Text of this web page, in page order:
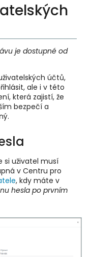
je dostupné od
účtů,
ale i v této
která zajistí, že
bezpečí a
si uživatel musí
v Centru pro
, kdy máte v
hesla po prvním